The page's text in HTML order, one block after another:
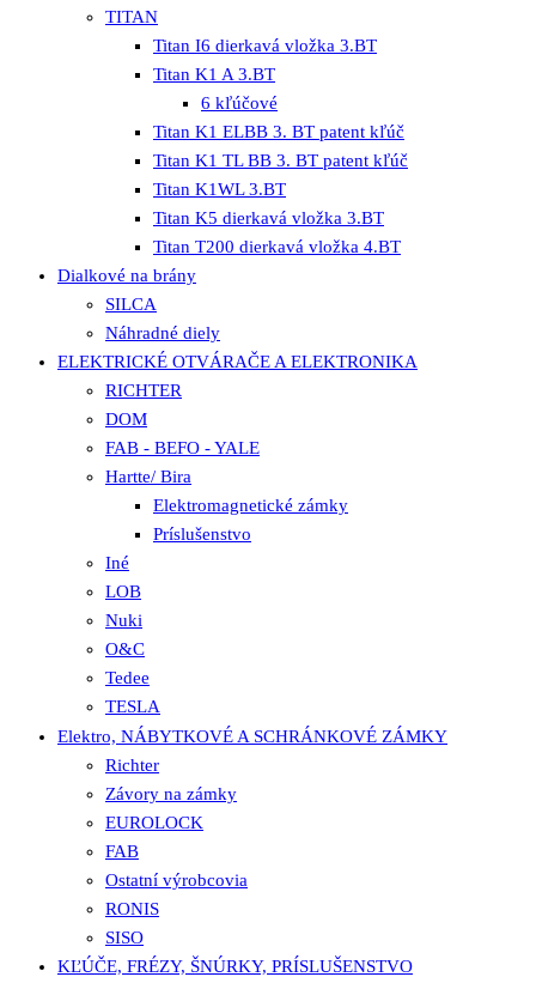
TITAN
Titan I6 dierkavá vložka 3.BT
Titan K1 A 3.BT
6 kľúčové
Titan K1 ELBB 3. BT patent kľúč
Titan K1 TL BB 3. BT patent kľúč
Titan K1WL 3.BT
Titan K5 dierkavá vložka 3.BT
Titan T200 dierkavá vložka 4.BT
Dialkové na brány
SILCA
Náhradné diely
ELEKTRICKÉ OTVÁRAČE A ELEKTRONIKA
RICHTER
DOM
FAB - BEFO - YALE
Hartte/ Bira
Elektromagnetické zámky
Príslušenstvo
Iné
LOB
Nuki
O&C
Tedee
TESLA
Elektro, NÁBYTKOVÉ A SCHRÁNKOVÉ ZÁMKY
Richter
Závory na zámky
EUROLOCK
FAB
Ostatní výrobcovia
RONIS
SISO
KĽÚČE, FRÉZY, ŠNÚRKY, PRÍSLUŠENSTVO